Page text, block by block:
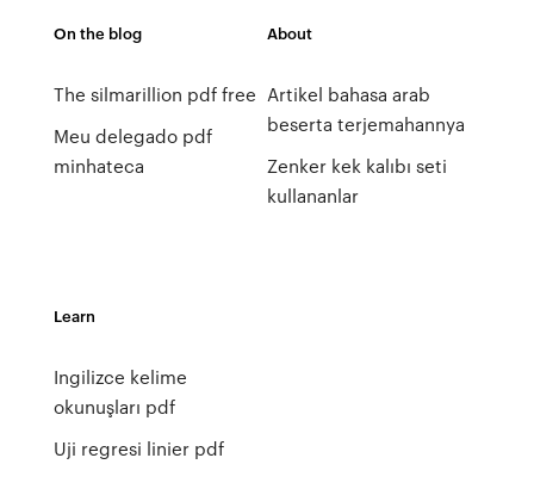
On the blog
The silmarillion pdf free
Meu delegado pdf
minhateca
About
Artikel bahasa arab
beserta terjemahannya
Zenker kek kalıbı seti
kullananlar
Learn
Ingilizce kelime
okunuşları pdf
Uji regresi linier pdf